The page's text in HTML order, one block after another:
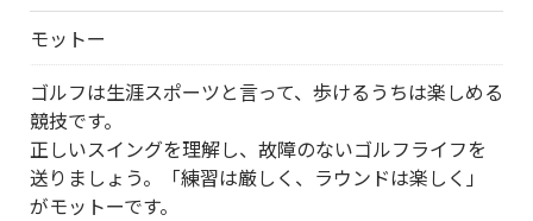
モットー
ゴルフは生涯スポーツと言って、歩けるうちは楽しめる
競技です。
正しいスイングを理解し、故障のないゴルフライフを
送りましょう。「練習は厳しく、ラウンドは楽しく」
がモットーです。